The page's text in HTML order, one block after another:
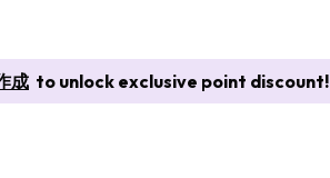
成 to unlock exclusive point discount!